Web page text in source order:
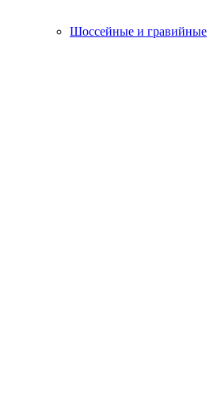
Шоссейные и гравийные